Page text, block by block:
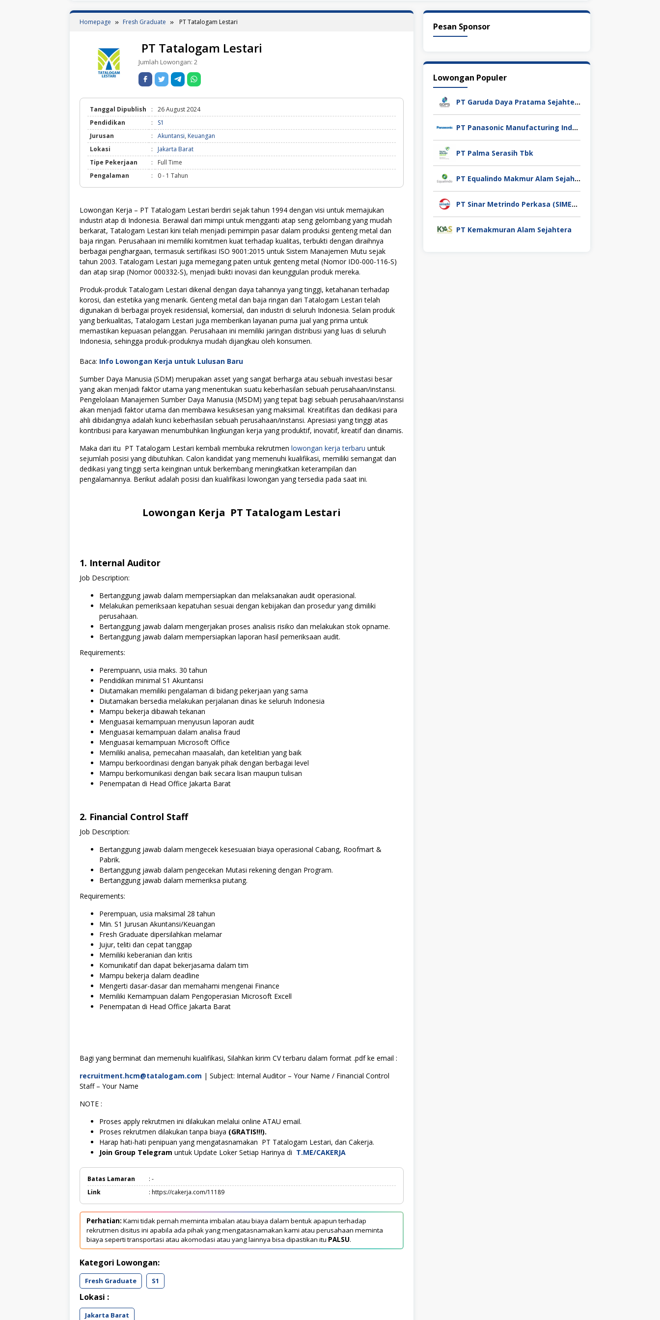
Homepage Fresh Graduate PT Tatalogam Lestari
PT Tatalogam Lestari
Jumlah Lowongan: 2
Tanggal Dipublish :
26 August 2024
Pendidikan
:
S1
Jurusan
: Akuntansi, Keuangan
Lokasi
:
Jakarta Barat
Tipe Pekerjaan
:
Full Time
Pengalaman
: 0 - 1 Tahun
Lowongan Kerja – PT Tatalogam Lestari berdiri sejak tahun 1994 dengan visi untuk memajukan
industri atap di Indonesia. Berawal dari mimpi untuk mengganti atap seng gelombang yang mudah
berkarat, Tatalogam Lestari kini telah menjadi pemimpin pasar dalam produksi genteng metal dan
baja ringan. Perusahaan ini memiliki komitmen kuat terhadap kualitas, terbukti dengan diraihnya
berbagai penghargaan, termasuk sertifikasi ISO 9001:2015 untuk Sistem Manajemen Mutu sejak
tahun 2003. Tatalogam Lestari juga memegang paten untuk genteng metal (Nomor ID0-000-116-S)
dan atap sirap (Nomor 000332-S), menjadi bukti inovasi dan keunggulan produk mereka.
Produk-produk Tatalogam Lestari dikenal dengan daya tahannya yang tinggi, ketahanan terhadap
korosi, dan estetika yang menarik. Genteng metal dan baja ringan dari Tatalogam Lestari telah
digunakan di berbagai proyek residensial, komersial, dan industri di seluruh Indonesia. Selain produk
yang berkualitas, Tatalogam Lestari juga memberikan layanan purna jual yang prima untuk
memastikan kepuasan pelanggan. Perusahaan ini memiliki jaringan distribusi yang luas di seluruh
Indonesia, sehingga produk-produknya mudah dijangkau oleh konsumen.
Baca: Info Lowongan Kerja untuk Lulusan Baru
Sumber Daya Manusia (SDM) merupakan asset yang sangat berharga atau sebuah investasi besar
yang akan menjadi faktor utama yang menentukan suatu keberhasilan sebuah perusahaan/instansi.
Pengelolaan Manajemen Sumber Daya Manusia (MSDM) yang tepat bagi sebuah perusahaan/instansi
akan menjadi faktor utama dan membawa kesuksesan yang maksimal. Kreatifitas dan dedikasi para
ahli dibidangnya adalah kunci keberhasilan sebuah perusahaan/instansi. Apresiasi yang tinggi atas
kontribusi para karyawan menumbuhkan lingkungan kerja yang produktif, inovatif, kreatif dan dinamis.
Maka dari itu PT Tatalogam Lestari kembali membuka rekrutmen lowongan kerja terbaru untuk
sejumlah posisi yang dibutuhkan. Calon kandidat yang memenuhi kualifikasi, memiliki semangat dan
dedikasi yang tinggi serta keinginan untuk berkembang meningkatkan keterampilan dan
pengalamannya. Berikut adalah posisi dan kualifikasi lowongan yang tersedia pada saat ini.
Lowongan Kerja PT Tatalogam Lestari
1. Internal Auditor
Job Description:
Bertanggung jawab dalam mempersiapkan dan melaksanakan audit operasional.
Melakukan pemeriksaan kepatuhan sesuai dengan kebijakan dan prosedur yang dimiliki
perusahaan.
Bertanggung jawab dalam mengerjakan proses analisis risiko dan melakukan stok opname.
Bertanggung jawab dalam mempersiapkan laporan hasil pemeriksaan audit.
Requirements:
Perempuann, usia maks. 30 tahun
Pendidikan minimal S1 Akuntansi
Diutamakan memiliki pengalaman di bidang pekerjaan yang sama
Diutamakan bersedia melakukan perjalanan dinas ke seluruh Indonesia
Mampu bekerja dibawah tekanan
Menguasai kemampuan menyusun laporan audit
Menguasai kemampuan dalam analisa fraud
Menguasai kemampuan Microsoft Office
Memiliki analisa, pemecahan maasalah, dan ketelitian yang baik
Mampu berkoordinasi dengan banyak pihak dengan berbagai level
Mampu berkomunikasi dengan baik secara lisan maupun tulisan
Penempatan di Head Office Jakarta Barat
2. Financial Control Staff
Job Description:
Bertanggung jawab dalam mengecek kesesuaian biaya operasional Cabang, Roofmart &
Pabrik.
Bertanggung jawab dalam pengecekan Mutasi rekening dengan Program.
Bertanggung jawab dalam memeriksa piutang.
Requirements:
Perempuan, usia maksimal 28 tahun
Min. S1 Jurusan Akuntansi/Keuangan
Fresh Graduate dipersilahkan melamar
Jujur, teliti dan cepat tanggap
Memiliki keberanian dan kritis
Komunikatif dan dapat bekerjasama dalam tim
Mampu bekerja dalam deadline
Mengerti dasar-dasar dan memahami mengenai Finance
Memiliki Kemampuan dalam Pengoperasian Microsoft Excell
Penempatan di Head Office Jakarta Barat
Bagi yang berminat dan memenuhi kualifikasi, Silahkan kirim CV terbaru dalam format .pdf ke email :
recruitment.hcm@tatalogam.com | Subject: Internal Auditor – Your Name / Financial Control
Staff – Your Name
NOTE :
Proses apply rekrutmen ini dilakukan melalui online ATAU email.
Proses rekrutmen dilakukan tanpa biaya (GRATIS!!!).
Harap hati-hati penipuan yang mengatasnamakan PT Tatalogam Lestari, dan Cakerja.
Join Group Telegram untuk Update Loker Setiap Harinya di T.ME/CAKERJA
Batas Lamaran
: -
Link
: https://cakerja.com/11189
Perhatian: Kami tidak pernah meminta imbalan atau biaya dalam bentuk apapun terhadap
rekrutmen disitus ini apabila ada pihak yang mengatasnamakan kami atau perusahaan meminta
biaya seperti transportasi atau akomodasi atau yang lainnya bisa dipastikan itu PALSU.
Kategori Lowongan:
Fresh Graduate S1
Lokasi :
Jakarta Barat
Pesan Sponsor
Lowongan Populer
PT Garuda Daya Pratama Sejahtera
PT Panasonic Manufacturing Indonesia
PT Palma Serasih Tbk
PT Equalindo Makmur Alam Sejahtera (Equalindo Group)
PT Sinar Metrindo Perkasa (SIMETRI)
PT Kemakmuran Alam Sejahtera